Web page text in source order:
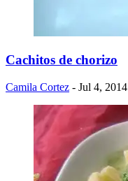
Cachitos de chorizo
Camila Cortez - Jul 4, 2014